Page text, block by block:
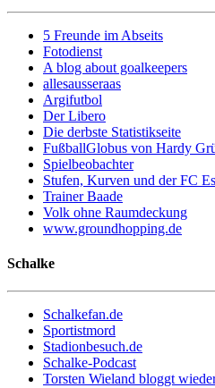
5 Freunde im Abseits
Fotodienst
A blog about goalkeepers
allesausseraas
Argifutbol
Der Libero
Die derbste Statistikseite
FußballGlobus von Hardy
Spielbeobachter
Stufen, Kurven und der FC
Trainer Baade
Volk ohne Raumdeckung
www.groundhopping.de
Schalke
Schalkefan.de
Sportistmord
Stadionbesuch.de
Schalke-Podcast
Torsten Wieland bloggt